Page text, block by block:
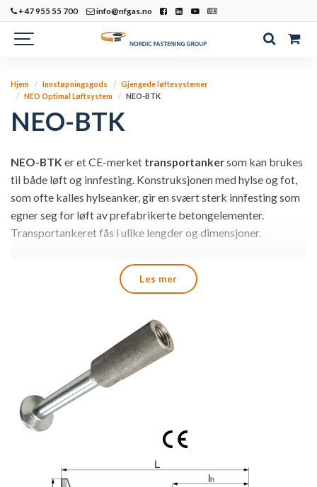
+47 955 55 700 info@nfgas.no
Hjem Innstøpningsgods
Gjengede løftesystemer
NEO Optimal Løftsystem
NEO-BTK
NEO-BTK
NEO-BTK er et CE-merket transportankersom kan brukes
til både løft og innfesting. Konstruksjonen med hylse og fot,
som ofte kalles hylseanker, gir en svært sterk innfesting som
egner seg for løft av prefabrikerte betongelementer.
Transportankeret fås i ulike lengder og dimensjoner.
De lengdene og dimensjonene som er inkludert i vårt
optimaliserte og forsterkede løftsystem NEO Optimal, og
tidligere, er merket med teksen "optimal" i kolonne
"Beskrivelse" nedenfor. Les mer om NEO Optimal løftsystem
Våre NEO-BTK i rustfritt stål tilbyr samme kapasitet som el.
forzinket og varmgalvanisert NEO-BTK i tilsvarende
dimensjon. Håndteringsblad for NEO-BTK er tilgjengelig
med nasjonale forskrifter for Sverige, Norge og Danmark.
Basta-registrering for NEO-BTK
Les mer